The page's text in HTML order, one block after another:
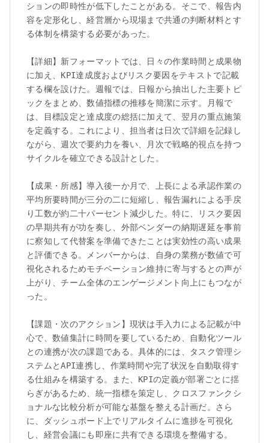
ションの即時性が低下したことがある。そこで、報告内
容を定形化し、経営層から現場まで共通の判断材料とす
る体制を構築する必要があった。
【詳細】新フォーマットでは、日々の作業時間と成果物
に加え、KPI達成度およびリスク要因をテキストで記載
する欄を設けた。週報では、日報から抽出した主要トピ
ックをまとめ、数値指標の推移を簡潔に示す。月報で
は、目標設定と達成度の総括に加えて、翌月の重点施策
を定義する。これにより、担当者は日次で詳細を記録し
ながら、週次で要約力を養い、月次で戦略的視点を持つ
サイクルを確立できる設計とした。
【成果・所感】導入後一か月で、上長による承認作業の
平均所要時間が三分の二に短縮し、報告漏れによる手戻
り工数が約二十パーセント減少した。特に、リスク要因
の早期共有が功を奏し、外部ベンダーの納期遅延を事前
に察知して代替案を準備できたことは実効性の高い成果
と評価できる。メンバーからは、自身の業務が数値で可
視化されるためモチベーション維持に寄与するとの声が
上がり、チーム全体のエンゲージメント向上にもつなが
った。
【課題・次のアクション】現状は手入力による記載が中
心で、数値集計に時間を要しているため、自動化ツール
との連携が次の課題である。具体的には、タスク管理シ
ステムとAPI連携し、作業時間や完了状況を自動取得す
る仕組みを構築する。また、KPIの定義が部署ごとに揺
らぎがあるため、統一指標を策定し、クロスファンクシ
ョナルな比較分析が可能な基盤を整える計画だ。さら
に、ダッシュボード上でリアルタイムに進捗を可視化
し、経営会議にも即座に共有できる環境を整備する。